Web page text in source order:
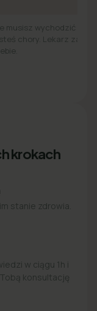
musisz wychodzić z
chory. Lekarz
krokach
stanie zdrowia.
w ciągu 1h i
konsultację